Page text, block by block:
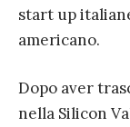
start up
americano.
Dopo aver
nella Silicon